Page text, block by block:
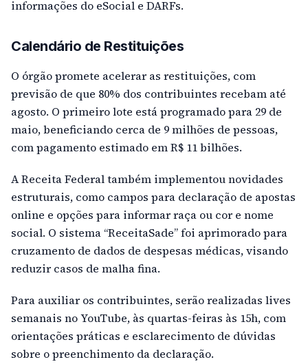
informações do eSocial e DARFs.
Calendário de Restituições
O órgão promete acelerar as restituições, com
previsão de que 80% dos contribuintes recebam até
agosto. O primeiro lote está programado para 29 de
maio, beneficiando cerca de 9 milhões de pessoas,
com pagamento estimado em R$ 11 bilhões.
A Receita Federal também implementou novidades
estruturais, como campos para declaração de apostas
online e opções para informar raça ou cor e nome
social. O sistema “ReceitaSade” foi aprimorado para
cruzamento de dados de despesas médicas, visando
reduzir casos de malha fina.
Para auxiliar os contribuintes, serão realizadas lives
semanais no YouTube, às quartas-feiras às 15h, com
orientações práticas e esclarecimento de dúvidas
sobre o preenchimento da declaração.